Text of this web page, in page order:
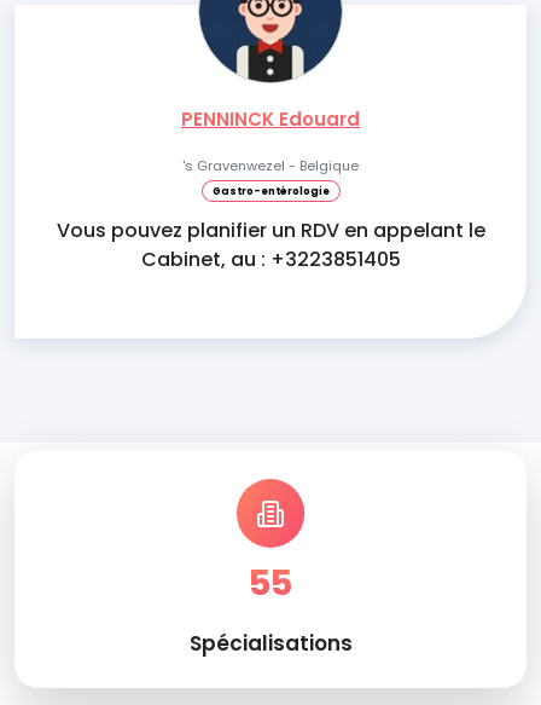
PENNINCK Edouard
's Gravenwezel - Belgique
Gastro-entérologie
Vous pouvez planifier un RDV en appelant le
Cabinet, au : +3223851405
55
Spécialisations